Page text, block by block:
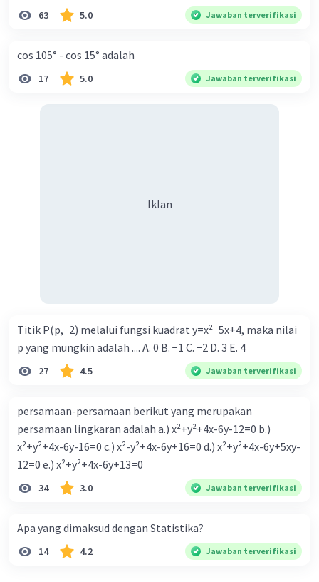
63 5.0 Jawaban terverifikasi
cos 105° - cos 15° adalah
17 5.0 Jawaban terverifikasi
Iklan
Titik P(p,−2) melalui fungsi kuadrat y=x²−5x+4, maka nilai
p yang mungkin adalah .... A. 0 B. −1 C. −2 D. 3 E. 4
27 4.5 Jawaban terverifikasi
persamaan-persamaan berikut yang merupakan
persamaan lingkaran adalah a.) x²+y²+4x-6y-12=0 b.)
x²+y²+4x-6y-16=0 c.) x²-y²+4x-6y+16=0 d.) x²+y²+4x-6y+5xy-
12=0 e.) x²+y²+4x-6y+13=0
34 3.0 Jawaban terverifikasi
Apa yang dimaksud dengan Statistika?
14 4.2 Jawaban terverifikasi